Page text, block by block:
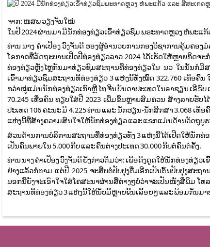
ຈາກ: ໜສພ ວຽງຈັນໃໝ່
ໃນປີ 2024 ຜ່ານມາ ມີນັກທ່ອງທ່ຽວເຂົ້າທ່ຽວຊົມ ພຣະທາດຫຼວງ ຫໍພະແ
ທ່ານ ນາງ ຄໍາເປື່ອງ ວົງຈັນດີ ຮອງຜູ້ອໍານວຍການກອງວິຊາການຄຸ້ມຄອ
ໂອກາດທີ່ລັດຖະບານເປີດປີທ່ອງທ່ຽວລາວ 2024 ໄດ້ເຮັດໃຫ້ຫຼາຍກິດ
ທ່ອງທ່ຽວຫຼັ່ງໄຫຼກັນມາທ່ຽວຊົມສະຖານທີ່ທ່ອງທ່ຽວໃນ ນວ ໃນນັ້ນກໍມີ
ເຂົ້າມາທ່ຽວຊົມສະຖານທີ່ທ່ອງທ່ຽວ 3 ແຫ່ງນີ້ທັງໝົດ 322.760 ເທື່ອຄົນ
ກວ່າໝູ່ແມ່ນນັກທ່ອງທ່ຽວເກົາຫຼີ ໄທ ຈີນ ບັນດາປະເທດໃນອາຊຽນ ເອີຣົບ
70.245 ເທື່ອຄົນ ທຽບໃສ່ປີ 2023 ເພີ່ມຂຶ້ນຫຼາຍສົມຄວນ ສ້າງລາຍຮັ
ປະເທດ 106 ຄະນະ ມີ 4.225 ທ່ານ ແລະ ນັກຮຽນ-ນັກສຶກສາ 3.068 ເ
ແຫ່ງນີ້ທີ່ສ້າງຄວາມສົນໃຈໃຫ້ນັກທ່ອງທ່ຽວ ແລະ ແຂກແມ່ນດ້ານວັດຖຸບູ
ສ່ວນດ້ານການບໍລິການສະຖານທີ່ີທ່ອງທ່ຽວທັງ 3 ແຫ່ງນີ້ໄດ້ເປີດໃຫ້ນັກທ່
ເປັນຄົນພາຍໃນ 5.000 ກີບ ແລະ ຄົນຕ່າງປະເທດ 30.000 ກີບຕໍ່ຄົນຕໍ່ຄັ້ງ.
ທ່ານ ນາງ ຄໍາເປື່ອງ ວົງຈັນດີ ຍັງກ່າວຕື່ມວ່າ: ເພື່ອດຶງດູດໃຫ້ນັກທ່ອງທ່ຽ
ຢ່າງແລ້ວກໍຕາມ ແຕ່ປີ 2025 ຈະສືບຕໍ່ປັບປຸງຕື່ມອີກເປັນຕົ້ນປັບປຸງສະ
ນອກນີ້ຍັງຈະເອົາໃຈໃສ່ໂຄສະນາຜ່ານສື່ຕ່າງໆບໍ່ວ່າຈະເປັນໜັງສືພິມ ໂ
ສະຖານທີ່ທ່ອງທ່ຽວ 3 ແຫ່ງນີ້ໃຫ້ນັບມື້ຫຼາຍຂຶ້ນເລື້ອຍໆ ແລະ ພ້ອມກັນມ